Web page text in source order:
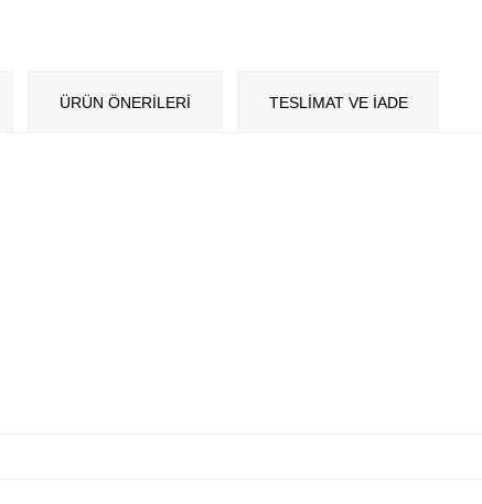
ÜRÜN ÖNERILERI TESLİMAT VE İADE